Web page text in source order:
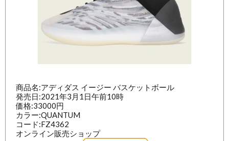
商品名:アディダス イージー バスケットボール
発売日:2021年3月1日午前10時
価格:33000円
カラー:QUANTUM
コード:FZ4362
オンライン販売ショップ